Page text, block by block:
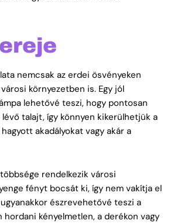
nemcsak az erdei ösvényeken
környezetben is. Egy jól
lehetővé teszi, hogy pontosan
talajt, így könnyen kikerülhetjük a
akadályokat vagy akár a
rendelkezik városi
fényt bocsát ki, így nem vakítja el
észrevehetővé teszi a
hordani kényelmetlen, a derékon vagy